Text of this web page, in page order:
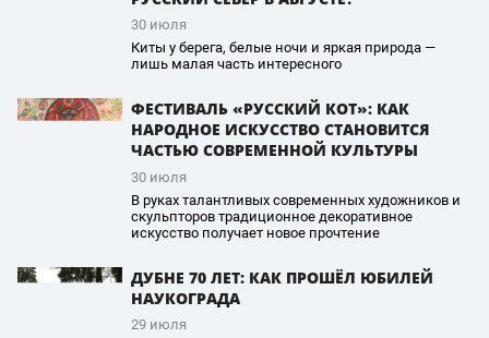
30 июля
Киты у берега, белые ночи и яркая природа —
лишь малая часть интересного
ФЕСТИВАЛЬ «РУССКИЙ КОТ»: КАК
НАРОДНОЕ ИСКУССТВО СТАНОВИТСЯ
ЧАСТЬЮ СОВРЕМЕННОЙ КУЛЬТУРЫ
30 июля
В руках талантливых современных художников и
скульпторов традиционное декоративное
искусство получает новое прочтение
ДУБНЕ 70 ЛЕТ: КАК ПРОШЁЛ ЮБИЛЕЙ
НАУКОГРАДА
29 июля